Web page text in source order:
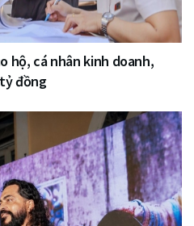
hộ, cá nhân kinh doanh,
đồng